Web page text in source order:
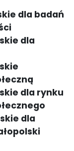
dla badań
dla
dla rynku
dla